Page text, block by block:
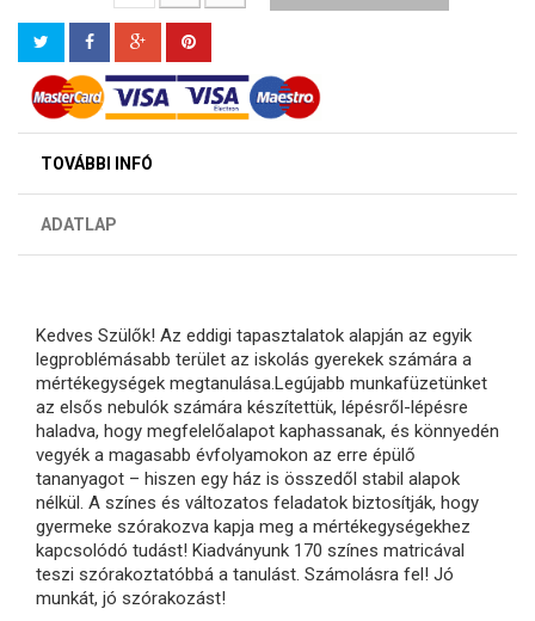
TOVÁBBI INFÓ
ADATLAP
Kedves Szülők! Az eddigi tapasztalatok alapján az egyik
legproblémásabb terület az iskolás gyerekek számára a
mértékegységek megtanulása.Legújabb munkafüzetünket
az elsős nebulók számára készítettük, lépésről-lépésre
haladva, hogy megfelelőalapot kaphassanak, és könnyedén
vegyék a magasabb évfolyamokon az erre épülő
tananyagot – hiszen egy ház is összedől stabil alapok
nélkül. A színes és változatos feladatok biztosítják, hogy
gyermeke szórakozva kapja meg a mértékegységekhez
kapcsolódó tudást! Kiadványunk 170 színes matricával
teszi szórakoztatóbbá a tanulást. Számolásra fel! Jó
munkát, jó szórakozást!